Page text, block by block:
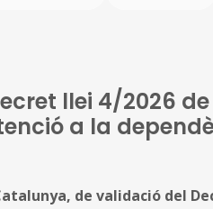
llei 4/2026
a la
de validació del